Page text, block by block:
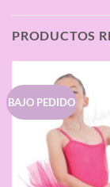
PRODUCTOS
BAJO PEDIDO